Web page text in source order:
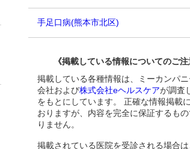
手足口病(熊本市北区)
《掲載している情報についてのご注
掲載している各種情報は、ミーカンパ
会社および株式会社eヘルスケアが調査
をもとにしています。 正確な情報掲載
おりますが、内容を完全に保証するも
りません。
掲載されている医院を受診される場合